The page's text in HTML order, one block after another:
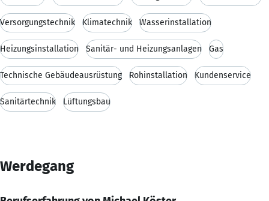
Versorgungstechnik Klimatechnik Wasserinstallation
Heizungsinstallation Sanitär- und Heizungsanlagen Gas
Technische Gebäudeausrüstung Rohinstallation Kundenservice
Sanitärtechnik Lüftungsbau
Werdegang